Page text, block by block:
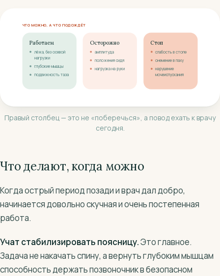
ЧТО МОЖНО, А ЧТО ПОДОЖДЁТ
Работаем
лёжа, без осевой
нагрузки
глубокие мышцы
подвижность таза
Осторожно
амплитуда
положения сидя
нагрузка на руки
Стоп
слабость в стопе
онемение в паху
нарушение
мочеиспускания
Правый столбец — это не «поберечься», а повод ехать к врачу
сегодня.
Что делают, когда можно
Когда острый период позади и врач дал добро,
начинается довольно скучная и очень постепенная
работа.
Учат стабилизировать поясницу.Это главное.
Задача не накачать спину, а вернуть глубоким мышцам
способность держать позвоночник в безопасном